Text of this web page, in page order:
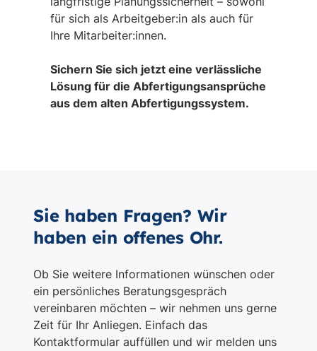
Sie haben Fragen? Wir
haben ein offenes Ohr.
Ob Sie weitere Informationen wünschen oder
ein persönliches Beratungsgespräch
vereinbaren möchten – wir nehmen uns gerne
Zeit für Ihr Anliegen. Einfach das
Kontaktformular auffüllen und wir melden uns